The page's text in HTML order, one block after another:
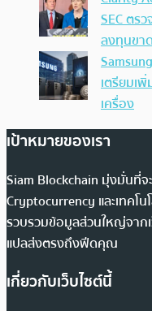
SEC ตร
ลงทุนขา
เตรียมเ
เครื่อง
เป้าหมายของเรา
Siam Blockchain มุ่งมั่นที่จ
Cryptocurrency และเทคโ
รวบรวมข้อมูลส่วนใหญ่จากเ
แปลส่งตรงถึงฟีดคุณ
เกี่ยวกับเว็บไซต์นี้